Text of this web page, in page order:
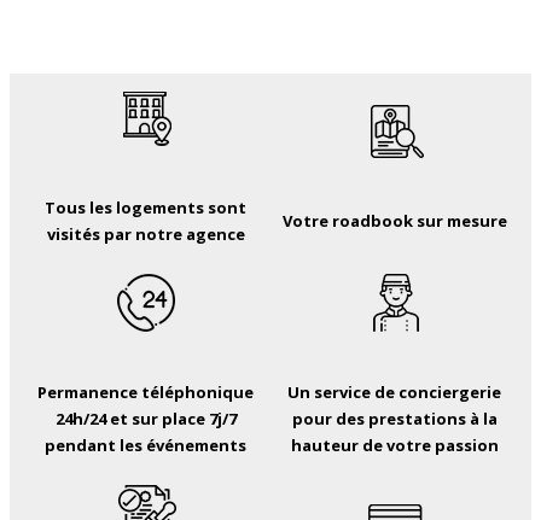
Tous les logements sont
visités par notre agence
Votre roadbook sur mesure
Permanence téléphonique
24h/24 et sur place 7j/7
pendant les événements
Un service de conciergerie
pour des prestations à la
hauteur de votre passion